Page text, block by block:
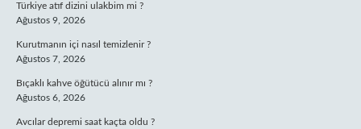
Türkiye atıf dizini ulakbim mi ?
Ağustos 9, 2026
Kurutmanın içi nasıl temizlenir ?
Ağustos 7, 2026
Bıçaklı kahve öğütücü alınır mı ?
Ağustos 6, 2026
Avcılar depremi saat kaçta oldu ?